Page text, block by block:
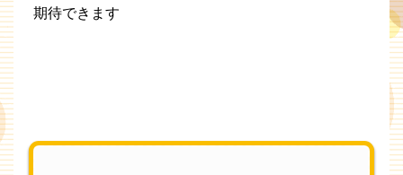
期待できます